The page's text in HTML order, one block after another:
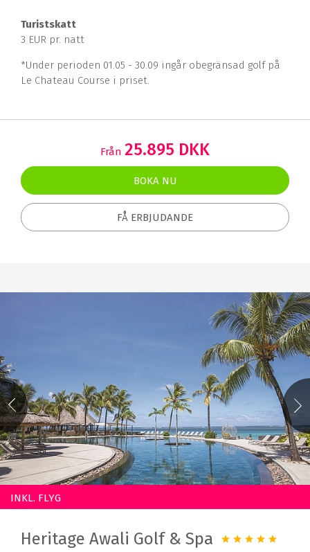
Turistskatt
3 EUR pr. natt
*Under perioden 01.05 - 30.09 ingår obegränsad golf på
Le Chateau Course i priset.
Från 25.895 DKK
BOKA NU
FÅ ERBJUDANDE
INKL. FLYG
Heritage Awali Golf & Spa